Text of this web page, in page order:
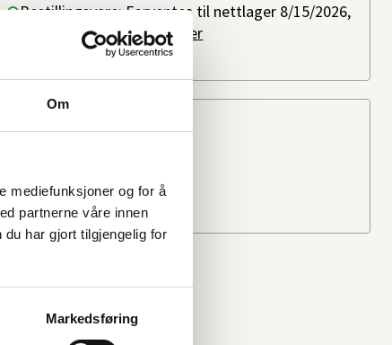
Om
mediefunksjoner og for å
partnerne våre innen
har gjort tilgjengelig for
Markedsføring
Bestillingsvare: Forventes til nettlager 8/15/2026,
ved bestilling i dag.Les mer
Ikke på lager i butikk
Beregn frakten